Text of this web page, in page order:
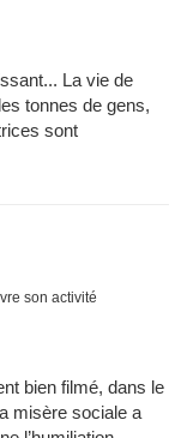
La vie de
tonnes de gens,
sont
son activité
bien filmé, dans le
misère sociale a